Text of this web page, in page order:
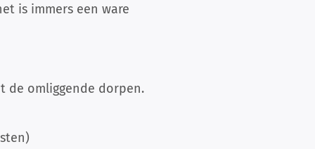
is immers een ware
de omliggende dorpen.